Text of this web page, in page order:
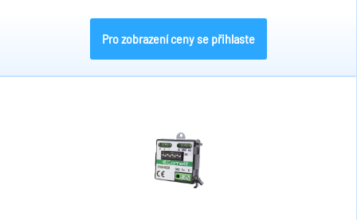
Pro zobrazení ceny se přihlaste